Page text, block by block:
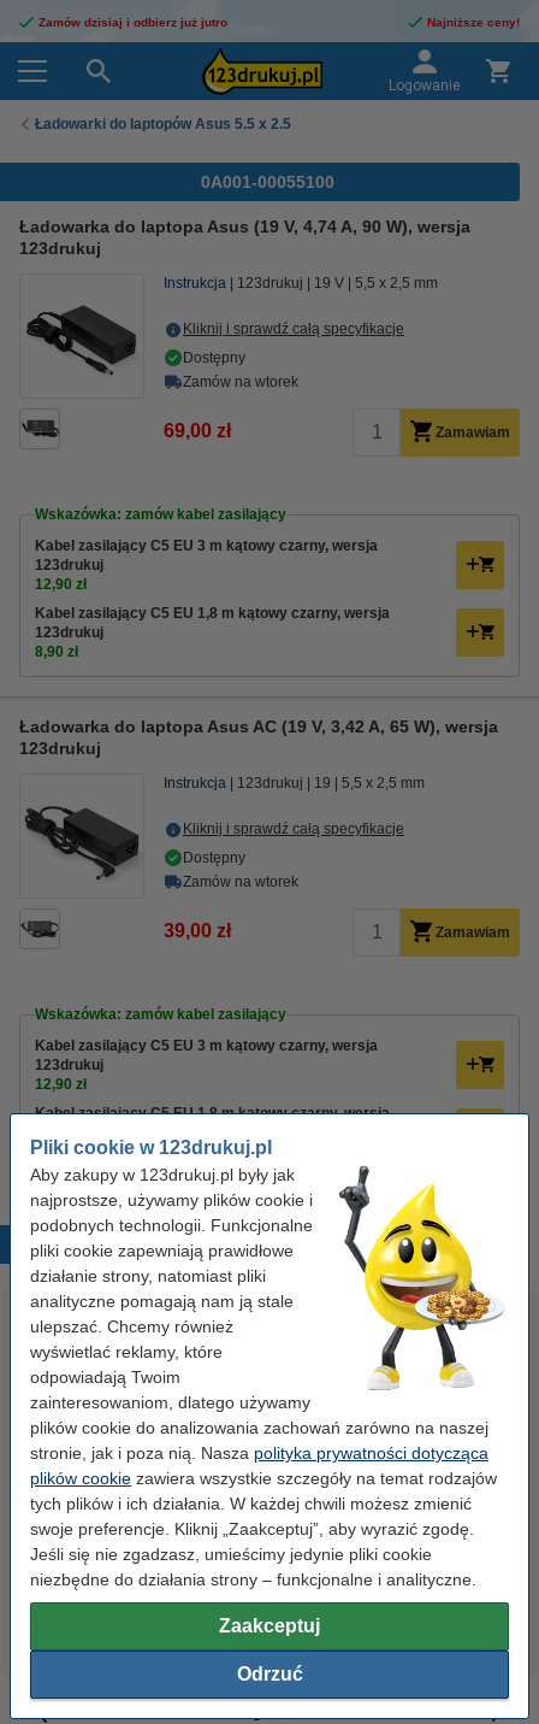
Pliki cookie w 123drukuj.pl
Aby zakupy w 123drukuj.pl były jak
najprostsze, używamy plików cookie i
podobnych technologii. Funkcjonalne
pliki cookie zapewniają prawidłowe
działanie strony, natomiast pliki
analityczne pomagają nam ją stale
ulepszać. Chcemy również
wyświetlać reklamy, które
odpowiadają Twoim
zainteresowaniom, dlatego używamy
plików cookie do analizowania zachowań zarówno na naszej
stronie, jak i poza nią. Nasza polityka prywatności dotycząca
plików cookie zawiera wszystkie szczegóły na temat rodzajów
tych plików i ich działania. W każdej chwili możesz zmienić
swoje preferencje. Kliknij „Zaakceptuj”, aby wyrazić zgodę.
Jeśli się nie zgadzasz, umieścimy jedynie pliki cookie
niezbędne do działania strony – funkcjonalne i analityczne.
Zaakceptuj
Odrzuć
Zamów dzisiaj i odbierz już jutro Najniższe ceny!
Logowanie
Ładowarki do laptopów Asus 5.5 x 2.5
0A001-00055100
Ładowarka do laptopa Asus (19 V, 4,74 A, 90 W), wersja
123drukuj
Instrukcja 123drukuj 19 V 5,5 x 2,5 mm
Kliknij i sprawdź całą specyfikacje
Dostępny
Zamów na wtorek
69,00 zł Zamawiam
Wskazówka: zamów kabel zasilający
Kabel zasilający C5 EU 3 m kątowy czarny, wersja
123drukuj
12,90 zł
Kabel zasilający C5 EU 1,8 m kątowy czarny, wersja
123drukuj
8,90 zł
Ładowarka do laptopa Asus AC (19 V, 3,42 A, 65 W), wersja
123drukuj
Instrukcja 123drukuj 19 5,5 x 2,5 mm
Kliknij i sprawdź całą specyfikacje
Dostępny
Zamów na wtorek
39,00 zł Zamawiam
Wskazówka: zamów kabel zasilający
Kabel zasilający C5 EU 3 m kątowy czarny, wersja
123drukuj
12,90 zł
Kabel zasilający C5 EU 1,8 m kątowy czarny, wersja
8,90 zł
Popularne produkty
Baterie AAA LR03 123drukuj
Xtreme Power MN2400, 24
sztuki
35,00 zł z VAT
Papier fotograficzny
samoprzylepny, błyszczący A4
(10 naklejek), 123drukuj
9,90 zł z VAT